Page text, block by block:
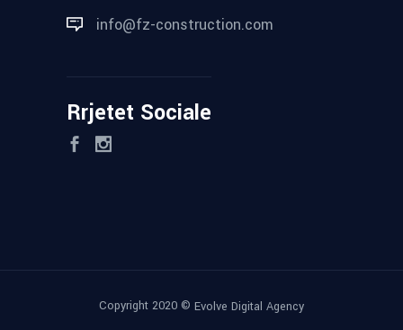
info@fz-construction.com
Rrjetet Sociale
Copyright 2020 © Evolve Digital Agency